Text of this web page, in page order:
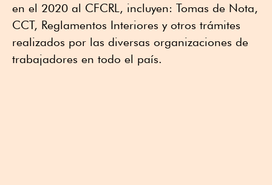
en el 2020 al CFCRL, incluyen: Tomas de Nota,
CCT, Reglamentos Interiores y otros trámites
realizados por las diversas organizaciones de
trabajadores en todo el país.